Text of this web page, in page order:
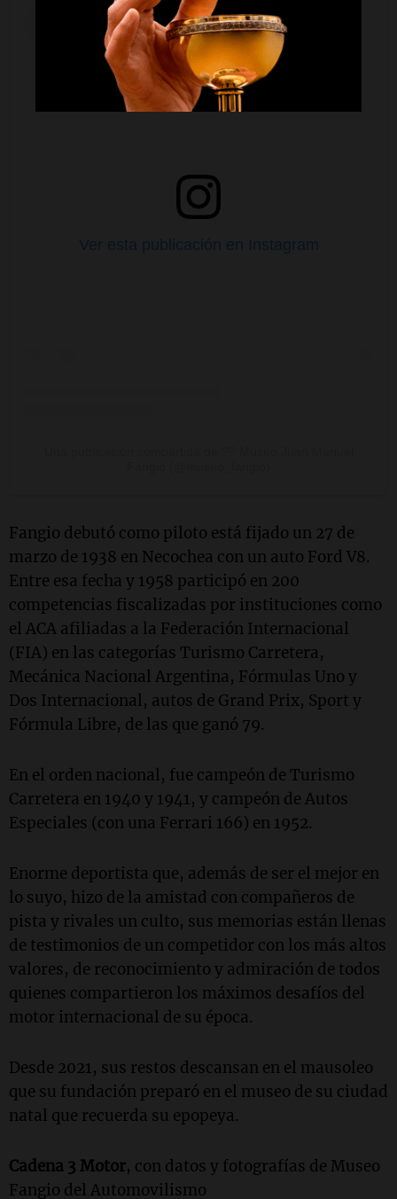
Ver esta publicación en Instagram
Fangio debutó como piloto está fijado un 27 de
marzo de 1938 en Necochea con un auto Ford V8.
Entre esa fecha y 1958 participó en 200
competencias fiscalizadas por instituciones como
el ACA afiliadas a la Federación Internacional
(FIA) en las categorías Turismo Carretera,
Mecánica Nacional Argentina, Fórmulas Uno y
Dos Internacional, autos de Grand Prix, Sport y
Fórmula Libre, de las que ganó 79.
En el orden nacional, fue campeón de Turismo
Carretera en 1940 y 1941, y campeón de Autos
Especiales (con una Ferrari 166) en 1952.
Enorme deportista que, además de ser el mejor en
lo suyo, hizo de la amistad con compañeros de
pista y rivales un culto, sus memorias están llenas
de testimonios de un competidor con los más altos
valores, de reconocimiento y admiración de todos
quienes compartieron los máximos desafíos del
motor internacional de su época.
Desde 2021, sus restos descansan en el mausoleo
que su fundación preparó en el museo de su ciudad
natal que recuerda su epopeya.
Cadena 3 Motor, con datos y fotografías de Museo
Fangio del Automovilismo